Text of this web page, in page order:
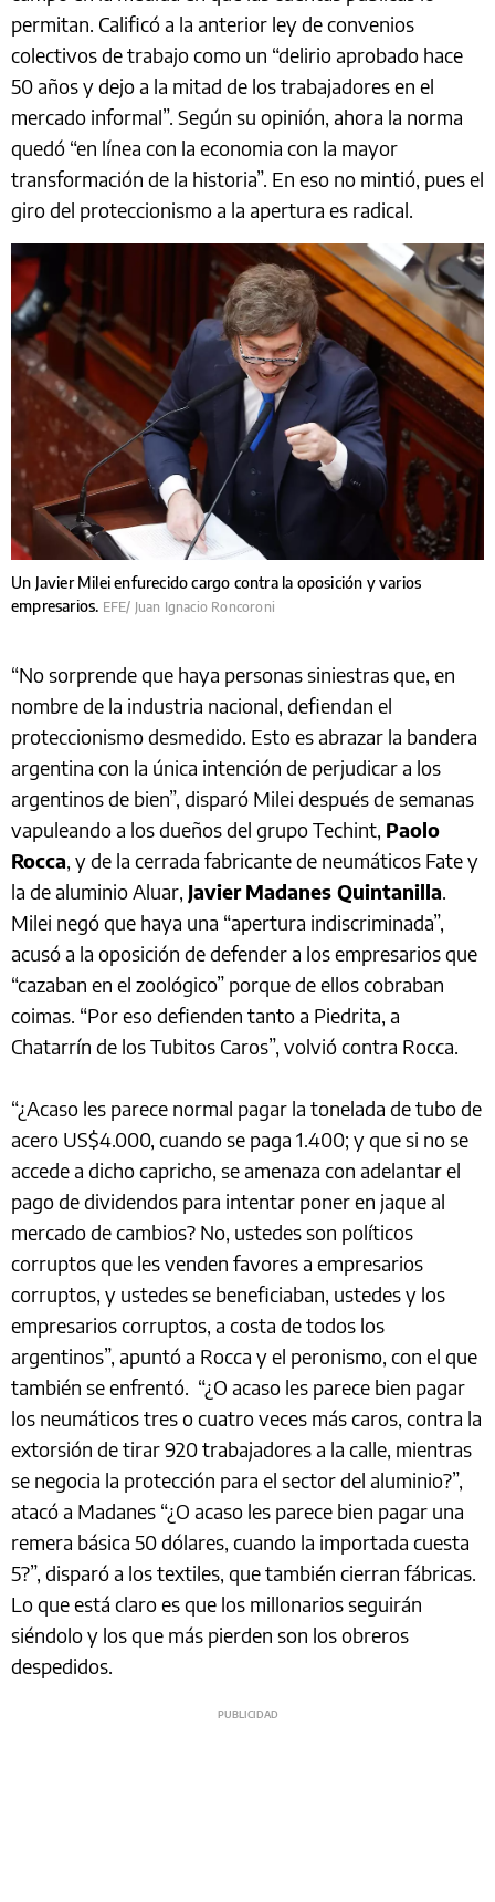
permitan. Calificó a la anterior ley de convenios
colectivos de trabajo como un “delirio aprobado hace
50 años y dejo a la mitad de los trabajadores en el
mercado informal”. Según su opinión, ahora la norma
quedó “en línea con la economia con la mayor
transformación de la historia”. En eso no mintió, pues el
giro del proteccionismo a la apertura es radical.
Un Javier Milei enfurecido cargo contra la oposición y varios
empresarios. EFE/ Juan Ignacio Roncoroni
“No sorprende que haya personas siniestras que, en
nombre de la industria nacional, defiendan el
proteccionismo desmedido. Esto es abrazar la bandera
argentina con la única intención de perjudicar a los
argentinos de bien”, disparó Milei después de semanas
vapuleando a los dueños del grupo Techint, Paolo
Rocca, y de la cerrada fabricante de neumáticos Fate y
la de aluminio Aluar, Javier Madanes Quintanilla.
Milei negó que haya una “apertura indiscriminada”,
acusó a la oposición de defender a los empresarios que
“cazaban en el zoológico” porque de ellos cobraban
coimas. “Por eso defienden tanto a Piedrita, a
Chatarrín de los Tubitos Caros”, volvió contra Rocca.
“¿Acaso les parece normal pagar la tonelada de tubo de
acero US$4.000, cuando se paga 1.400; y que si no se
accede a dicho capricho, se amenaza con adelantar el
pago de dividendos para intentar poner en jaque al
mercado de cambios? No, ustedes son políticos
corruptos que les venden favores a empresarios
corruptos, y ustedes se beneficiaban, ustedes y los
empresarios corruptos, a costa de todos los
argentinos”, apuntó a Rocca y el peronismo, con el que
también se enfrentó. “¿O acaso les parece bien pagar
los neumáticos tres o cuatro veces más caros, contra la
extorsión de tirar 920 trabajadores a la calle, mientras
se negocia la protección para el sector del aluminio?”,
atacó a Madanes “¿O acaso les parece bien pagar una
remera básica 50 dólares, cuando la importada cuesta
5?”, disparó a los textiles, que también cierran fábricas.
Lo que está claro es que los millonarios seguirán
siéndolo y los que más pierden son los obreros
despedidos.